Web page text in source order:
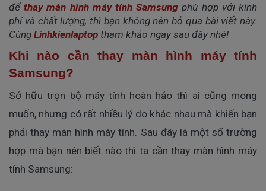
đểthay màn hình máy tính Samsung phù hợp với kính
phí và chất lượng, thì bạn không nên bỏ qua bài viết này.
Cùng Linhkienlaptop tham khảo ngay sau đây nhé!
Khi nào cần thay màn hình máy tính
Samsung?
Sở hữu trọn bộ máy tính hoàn hảo thì ai cũng mong
muốn, nhưng có rất nhiều lý do khác nhau mà khiến bạn
phải thay màn hình máy tính. Sau đây là một số trường
hợp mà bạn nên biết nào thì ta cần thay màn hình máy
tính Samsung: